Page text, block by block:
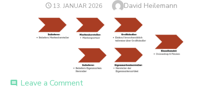
POSTED
13. JANUAR 2026 Author
David Heilemann
comment Leave a Commenton